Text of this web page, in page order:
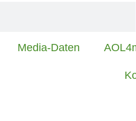
Media-Daten